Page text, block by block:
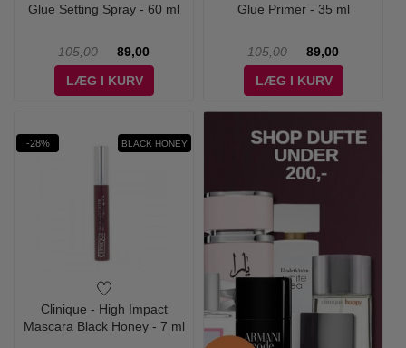
Glue Setting Spray - 60 ml
105,00
89,00
LÆG I KURV
Glue Primer - 35 ml
105,00
89,00
LÆG I KURV
-28% BLACK HONEY
Clinique - High Impact
Mascara Black Honey - 7 ml